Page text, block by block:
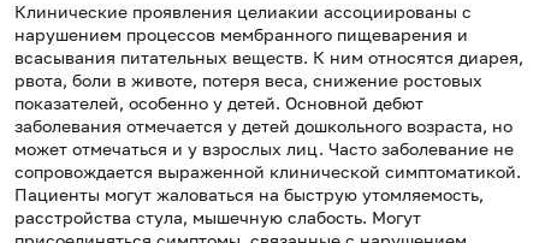
Клинические проявления целиакии ассоциированы с
нарушением процессов мембранного пищеварения и
всасывания питательных веществ. К ним относятся диарея,
рвота, боли в животе, потеря веса, снижение ростовых
показателей, особенно у детей. Основной дебют
заболевания отмечается у детей дошкольного возраста, но
может отмечаться и у взрослых лиц. Часто заболевание не
сопровождается выраженной клинической симптоматикой.
Пациенты могут жаловаться на быструю утомляемость,
расстройства стула, мышечную слабость. Могут